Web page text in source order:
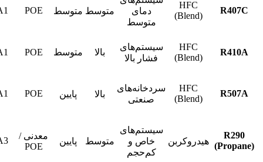
R407C
HFC
(Blend)
دمای
متوسط
متوسط متوسط POE
R410A
HFC
(Blend)
سیستم‌های
فشار بالا
بالا متوسط POE
R507A
HFC
(Blend)
سردخانه‌های
صنعتی
بالا پایین POE
R290
(Propane) هیدروکربن
سیستم‌های
خاص و
کم‌حجم
متوسط پایین
معدنی /
POE